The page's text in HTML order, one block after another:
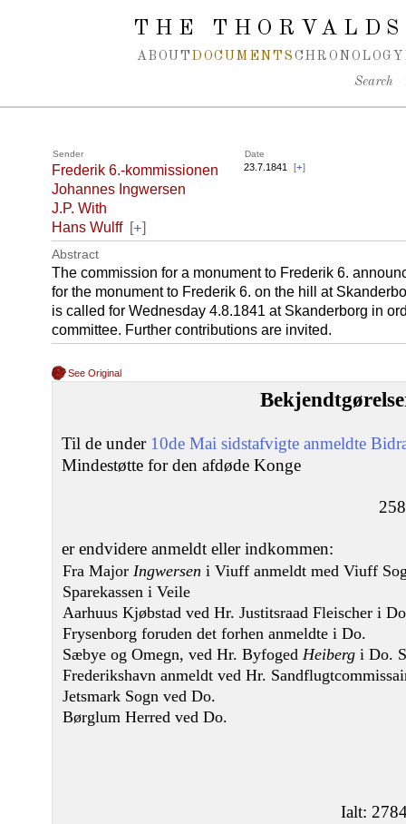
Spring navigation over
THE
ABOUT DOCUMENTS CHRONOLOGY
Search
Sender Date
Frederik 6.-kommissionen
Johannes Ingwersen
J.P. With
Hans Wulff [+]
23.7.1841 [+]
Abstract
The commission for a monument to Frederik 6.
for the monument to Frederik 6. on the hill at
is called for Wednesday 4.8.1841 at Skanderborg in
committee. Further contributions are invited.
See Original
Til de under 10de Mai sidstafvigte anmeldte
Mindestøtte for den afdøde Konge
er endvidere anmeldt eller indkommen:
Fra Major Ingwersen i Viuff anmeldt med Viuff
Sparekassen i Veile
Aarhuus Kjøbstad ved Hr. Justitsraad Fleischer i
Frysenborg foruden det forhen anmeldte i Do.
Sæbye og Omegn, ved Hr. Byfoged Heiberg i Do.
Frederikshavn anmeldt ved Hr.
Jetsmark Sogn ved Do.
Børglum Herred ved Do.
Ialt: